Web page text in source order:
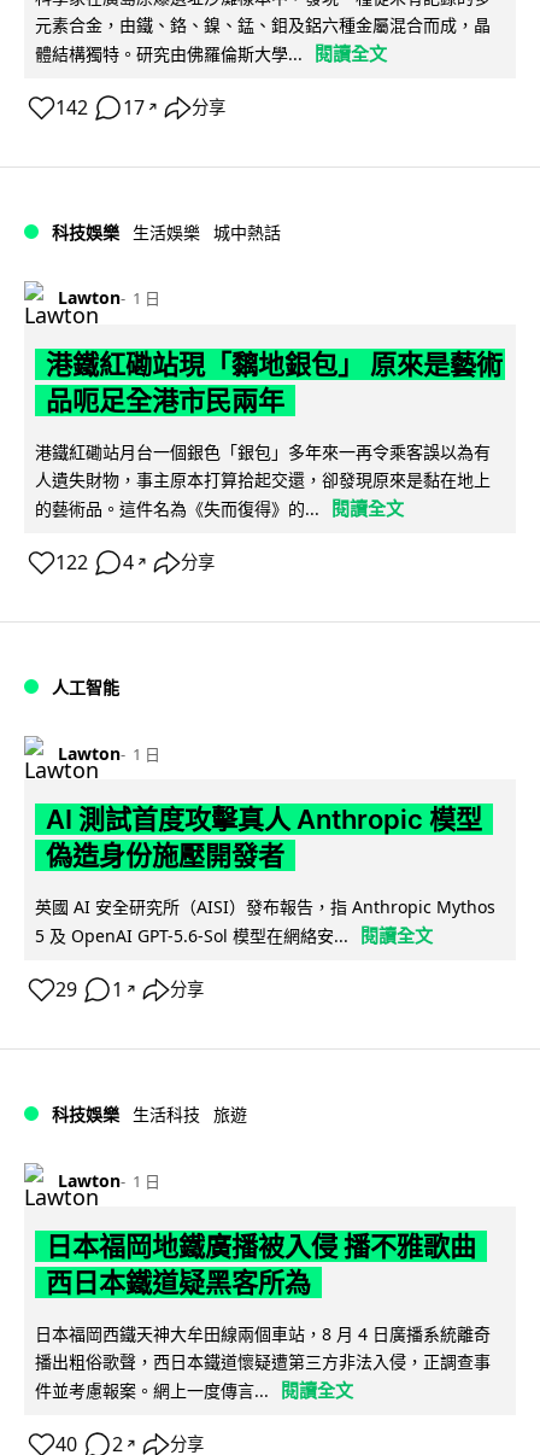
元素合金，由鐵、鉻、鎳、錳、鉬及鋁六種金屬混合而成，晶
體結構獨特。研究由佛羅倫斯大學...
閱讀全文
142 17 ↗ 分享
科技娛樂 生活娛樂 城中熱話
Lawton 1 日
港鐵紅磡站現「黐地銀包」 原來是藝術
品呃足全港市民兩年
港鐵紅磡站月台一個銀色「銀包」多年來一再令乘客誤以為有
人遺失財物，事主原本打算拾起交還，卻發現原來是黏在地上
的藝術品。這件名為《失而復得》的...
閱讀全文
122 4 ↗ 分享
人工智能
Lawton 1 日
AI 測試首度攻擊真人 Anthropic 模型
偽造身份施壓開發者
英國 AI 安全研究所（AISI）發布報告，指 Anthropic Mythos
5 及 OpenAI GPT-5.6-Sol 模型在網絡安...
閱讀全文
29 1 ↗ 分享
科技娛樂 生活科技 旅遊
Lawton 1 日
日本福岡地鐵廣播被入侵 播不雅歌曲
西日本鐵道疑黑客所為
日本福岡西鐵天神大牟田線兩個車站，8 月 4 日廣播系統離奇
播出粗俗歌聲，西日本鐵道懷疑遭第三方非法入侵，正調查事
件並考慮報案。網上一度傳言...
閱讀全文
40 2 ↗ 分享